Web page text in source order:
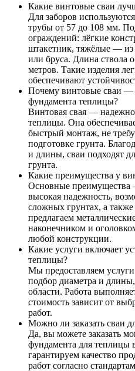
Какие винтовые сваи
Для заборов
трубы от 57 до 108 мм.
ограждений: лёгкие
штакетник, тяжёлые — из
или бруса. Длина ствола
метров. Такие изделия
обеспечивают
Почему винтовые сваи
фундамента теплицы?
Винтовая свая —
теплицы. Она
быстрый монтаж, не
подготовке грунта.
и длины, сваи подходят
грунта.
Какие преимущества у
Основные преимущества
высокая надежность,
сложных грунтах, а
предлагаем
наконечником и
любой конструкции.
Какие услуги включает
теплицы?
Мы предоставляем
подбор диаметра и
области. Работа
стоимость зависит от
работ.
Можно ли заказать сваи
Да, вы можете заказать
фундамента для
гарантируем качество
работ согласно